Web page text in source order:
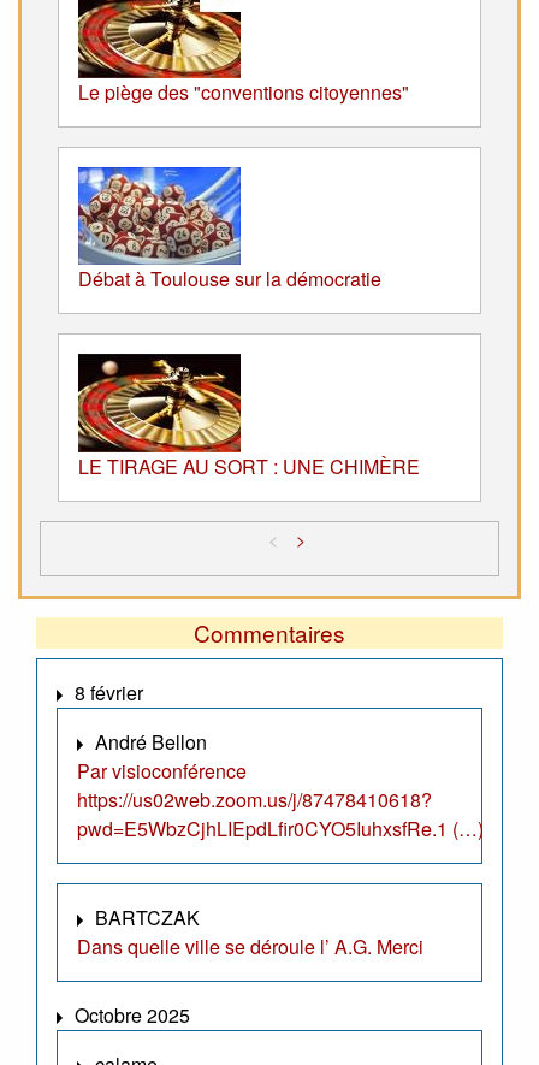
Le piège des "conventions citoyennes"
Débat à Toulouse sur la démocratie
LE TIRAGE AU SORT : UNE CHIMÈRE
< >
Commentaires
8 février
André Bellon
Par visioconférence
https://us02web.zoom.us/j/87478410618?
pwd=E5WbzCjhLIEpdLfir0CYO5IuhxsfRe.1 (…)
BARTCZAK
Dans quelle ville se déroule l’ A.G. Merci
Octobre 2025